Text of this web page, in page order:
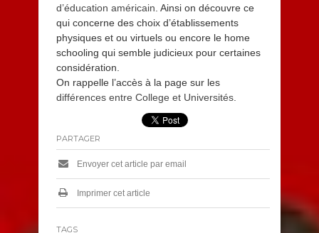
d’éducation américain . Ainsi on découvre ce
qui concerne des choix d’établissements
physiques et ou virtuels ou encore le home
schooling qui semble judicieux pour certaines
considération.
On rappelle l’accès à la page sur les
différences entre College et Universités.
PARTAGER
Envoyer cet article par email
Imprimer cet article
TAGS